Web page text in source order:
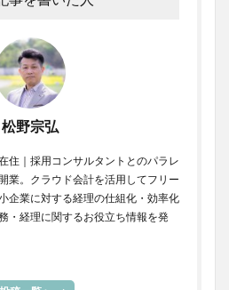
松野宗弘
｜採用コンサルタントとのパラレ
業。クラウド会計を活用してフリー
企業に対する経理の仕組化・効率化
・経理に関するお役立ち情報を発